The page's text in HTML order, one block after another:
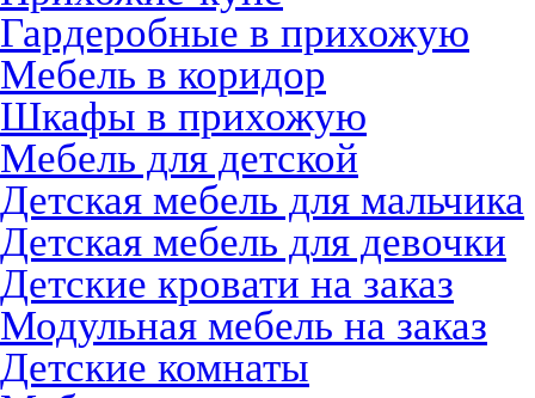
Гардеробные в прихожую
Мебель в коридор
Шкафы в прихожую
Мебель для детской
Детская мебель для мальчика
Детская мебель для девочки
Детские кровати на заказ
Модульная мебель на заказ
Детские комнаты